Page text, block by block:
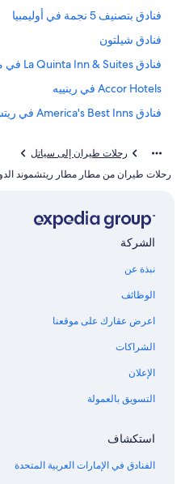
فنادق بتصنيف 5 نجمة في أوليمبيا
فنادق شيلتون
فنادق La Quinta Inn & Suites في مونرو
Accor Hotels في رينييه
فنادق America's Best Inns في ريتشموند هايلاندز
فنادق فايف
Wyndham Hotels في ساماميش
فنادق Larkspur في ريدموند
فنادق قرب سينشاري لينك فيلد
Wyndham Hotels في بورت تاونسيند
فنادق قرب مدرج وايت ريفر
فنادق Guesthouse Inns في روتشيستر
رحلات طيران إلى سياتل
رحلات طيران من مطار مطار ريتشموند
الشركة
نبذة عن
الوظائف
اعرض عقارك على موقعنا
الشراكات
الإعلان
التسويق بالعمولة
استكشاف
الفنادق في الإمارات العربية المتحدة